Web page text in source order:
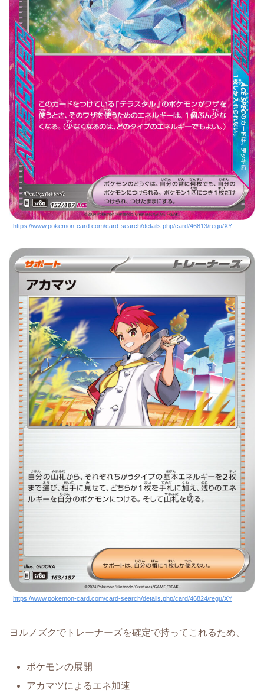
https://www.pokemon-card.com/card-search/details.php/card/46813/regu/XY
https://www.pokemon-card.com/card-search/details.php/card/46824/regu/XY
ヨルノズクでトレーナーズを確定で持ってこれるため、
ポケモンの展開
アカマツによるエネ加速